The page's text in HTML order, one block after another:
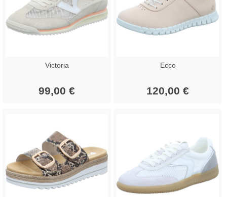
Victoria
99,00 €
Ecco
120,00 €